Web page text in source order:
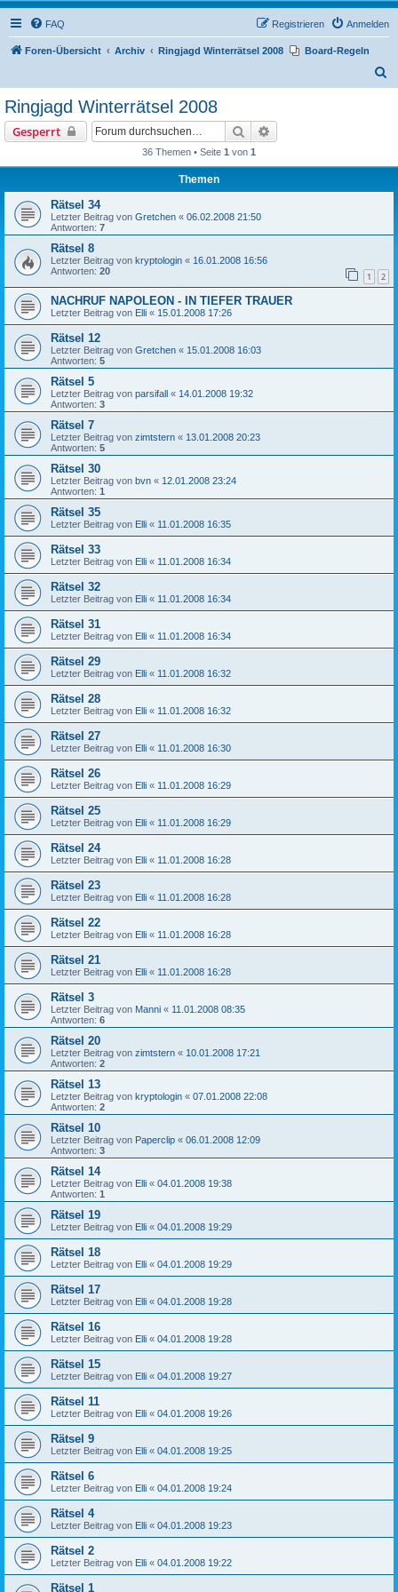
FAQ Anmelden
Registrieren
Foren-Übersicht Archiv Ringjagd Winterrätsel 2008
Board-Regeln
Ringjagd Winterrätsel 2008
Gesperrt Suche
36 Themen • Seite 1 von 1
Themen
Rätsel 34
Letzter Beitrag von Gretchen « 06.02.2008 21:50
Antworten: 7
Rätsel 8
Letzter Beitrag von kryptologin « 16.01.2008 16:56
Antworten: 20 1 2
NACHRUF NAPOLEON - IN TIEFER TRAUER
Letzter Beitrag von Elli « 15.01.2008 17:26
Rätsel 12
Letzter Beitrag von Gretchen « 15.01.2008 16:03
Antworten: 5
Rätsel 5
Letzter Beitrag von parsifall « 14.01.2008 19:32
Antworten: 3
Rätsel 7
Letzter Beitrag von zimtstern « 13.01.2008 20:23
Antworten: 5
Rätsel 30
Letzter Beitrag von bvn « 12.01.2008 23:24
Antworten: 1
Rätsel 35
Letzter Beitrag von Elli « 11.01.2008 16:35
Rätsel 33
Letzter Beitrag von Elli « 11.01.2008 16:34
Rätsel 32
Letzter Beitrag von Elli « 11.01.2008 16:34
Rätsel 31
Letzter Beitrag von Elli « 11.01.2008 16:34
Rätsel 29
Letzter Beitrag von Elli « 11.01.2008 16:32
Rätsel 28
Letzter Beitrag von Elli « 11.01.2008 16:32
Rätsel 27
Letzter Beitrag von Elli « 11.01.2008 16:30
Rätsel 26
Letzter Beitrag von Elli « 11.01.2008 16:29
Rätsel 25
Letzter Beitrag von Elli « 11.01.2008 16:29
Rätsel 24
Letzter Beitrag von Elli « 11.01.2008 16:28
Rätsel 23
Letzter Beitrag von Elli « 11.01.2008 16:28
Rätsel 22
Letzter Beitrag von Elli « 11.01.2008 16:28
Rätsel 21
Letzter Beitrag von Elli « 11.01.2008 16:28
Rätsel 3
Letzter Beitrag von Manni « 11.01.2008 08:35
Antworten: 6
Rätsel 20
Letzter Beitrag von zimtstern « 10.01.2008 17:21
Antworten: 2
Rätsel 13
Letzter Beitrag von kryptologin « 07.01.2008 22:08
Antworten: 2
Rätsel 10
Letzter Beitrag von Paperclip « 06.01.2008 12:09
Antworten: 3
Rätsel 14
Letzter Beitrag von Elli « 04.01.2008 19:38
Antworten: 1
Rätsel 19
Letzter Beitrag von Elli « 04.01.2008 19:29
Rätsel 18
Letzter Beitrag von Elli « 04.01.2008 19:29
Rätsel 17
Letzter Beitrag von Elli « 04.01.2008 19:28
Rätsel 16
Letzter Beitrag von Elli « 04.01.2008 19:28
Rätsel 15
Letzter Beitrag von Elli « 04.01.2008 19:27
Rätsel 11
Letzter Beitrag von Elli « 04.01.2008 19:26
Rätsel 9
Letzter Beitrag von Elli « 04.01.2008 19:25
Rätsel 6
Letzter Beitrag von Elli « 04.01.2008 19:24
Rätsel 4
Letzter Beitrag von Elli « 04.01.2008 19:23
Rätsel 2
Letzter Beitrag von Elli « 04.01.2008 19:22
Rätsel 1